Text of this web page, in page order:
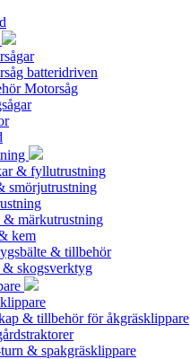
batteridriven
Motorsåg
& fyllutrustning
smörjutrustning
& märkutrustning
kem
& tillbehör
skogsverktyg
& tillbehör för åkgräsklippare
& spakgräsklippare